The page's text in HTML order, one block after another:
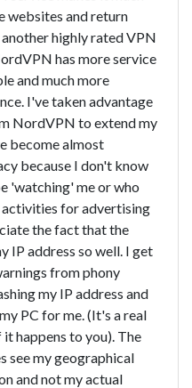
websites and return
highly rated VPN
has more service
and much more
I've taken advantage
NordVPN to extend my
become almost
because I don't know
'watching' me or who
for advertising
the fact that the
IP address so well. I get
from phony
my IP address and
PC for me. (It's a real
happens to you). The
see my geographical
and not my actual